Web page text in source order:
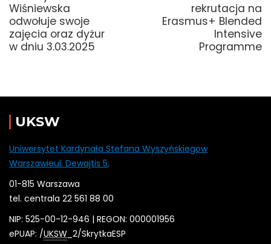
Wiśniewska
odwołuje swoje
zajęcia oraz dyżur
w dniu 3.03.2025
rekrutacja na
Erasmus+ Blended
Intensive
Programme
UKSW
Uniwersytet Kardynała Stefana Wyszyńskiegow
Warszawieul. Dewajtis 5,
01-815 Warszawa
tel. centrala 22 561 88 00
NIP: 525-00-12-946 | REGON: 000001956
ePUAP: /UKSW _2/SkrytkaESP